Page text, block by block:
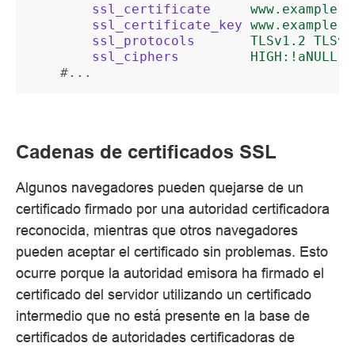
ssl_certificate
ssl_certificate_key
ssl_protocols
TLSv1.2
ssl_ciphers
#...
Cadenas de certificados SSL
Algunos navegadores pueden quejarse de un
certificado firmado por una autoridad certificadora
reconocida, mientras que otros navegadores
pueden aceptar el certificado sin problemas. Esto
ocurre porque la autoridad emisora ha firmado el
certificado del servidor utilizando un certificado
intermedio que no está presente en la base de
certificados de autoridades certificadoras de